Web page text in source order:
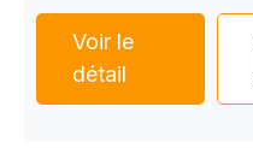
Voir le
détail